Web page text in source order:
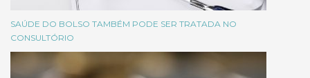
SAÚDE DO BOLSO TAMBÉM PODE SER TRATADA NO
CONSULTÓRIO